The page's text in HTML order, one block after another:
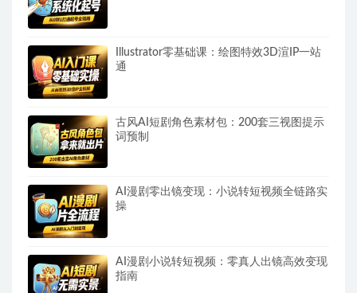
Illustrator零基础课：绘图特效3D渲IP一站
通
古风AI短剧角色素材包：200套三视图提示
词预制
AI漫剧零出镜变现：小说转短视频全链路实
操
AI漫剧小说转短视频：零真人出镜高效变现
指南